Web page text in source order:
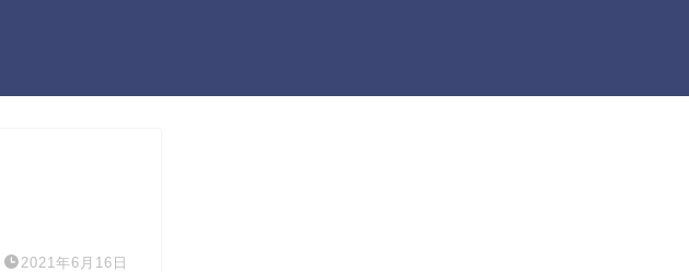
2021年6月16日